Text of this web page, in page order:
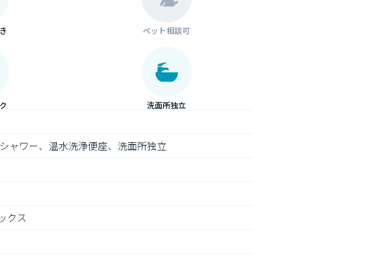
ペット相談可
洗面所独立
ャワー、温水洗浄便座、洗面所独立
クス